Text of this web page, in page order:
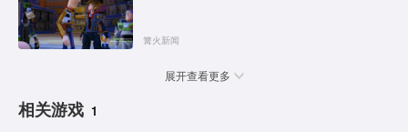
篝火新闻
展开查看更多
相关游戏 1